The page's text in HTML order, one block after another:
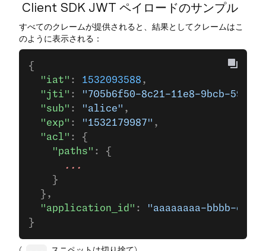
Client SDK JWT ペイロードのサンプル
すべてのクレームが提供されると、結果としてクレームはこ
のように表示される：
{
  "iat"
: 1532093588 ,
  "jti"
:
"705b6f50-8c21-11e8-9bcb-
  "sub"
: "alice" ,
  "exp"
: "1532179987" ,
  "acl"
: {
    "paths"
: {
      ...
    }
  },
  "application_id"
:
"aaaaaaaa-bbbb-
}